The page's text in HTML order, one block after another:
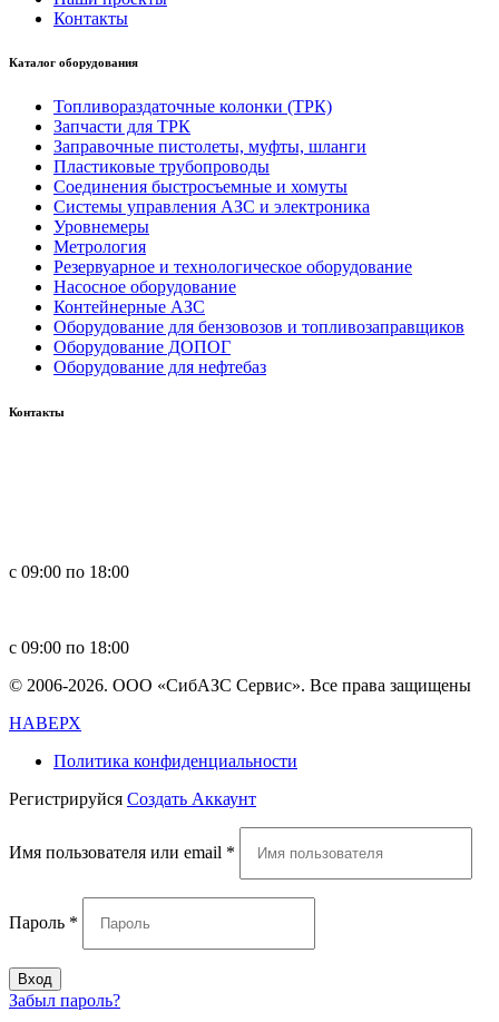
Контакты
Каталог оборудования
Топливораздаточные колонки (ТРК)
Запчасти для ТРК
Заправочные пистолеты, муфты, шланги
Пластиковые трубопроводы
Соединения быстросъемные и хомуты
Системы управления АЗС и электроника
Уровнемеры
Метрология
Резервуарное и технологическое оборудование
Насосное оборудование
Контейнерные АЗС
Оборудование для бензовозов и топливозаправщиков
Оборудование ДОПОГ
Оборудование для нефтебаз
Контакты
с 09:00 по 18:00
с 09:00 по 18:00
© 2006-2026. ООО «СибАЗС Сервис». Все права защищены
НАВЕРХ
Политика конфиденциальности
Регистрируйся Создать Аккаунт
Имя пользователя или email *
Пароль *
Вход
Забыл пароль?